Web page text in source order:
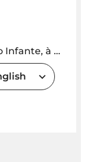
pelas 09h45